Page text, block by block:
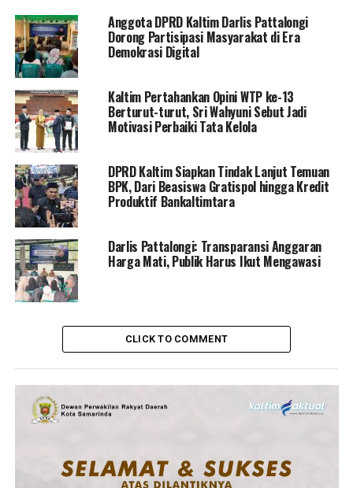
Anggota DPRD Kaltim Darlis Pattalongi
Dorong Partisipasi Masyarakat di Era
Demokrasi Digital
Kaltim Pertahankan Opini WTP ke-13
Berturut-turut, Sri Wahyuni Sebut Jadi
Motivasi Perbaiki Tata Kelola
DPRD Kaltim Siapkan Tindak Lanjut Temuan
BPK, Dari Beasiswa Gratispol hingga Kredit
Produktif Bankaltimtara
Darlis Pattalongi: Transparansi Anggaran
Harga Mati, Publik Harus Ikut Mengawasi
CLICK TO COMMENT